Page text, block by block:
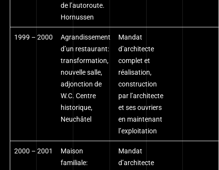
de l’autoroute.
Hornussen
1999 – 2000
Agrandissement
d’un restaurant:
transformation,
nouvelle salle,
adjonction de
W.C. Centre
historique,
Neuchâtel
Mandat
d’architecte
complet et
réalisation,
construction
par l’architecte
et ses ouvriers
en maintenant
l’exploitation
2000 – 2001
Maison
familiale:
Mandat
d’architecte